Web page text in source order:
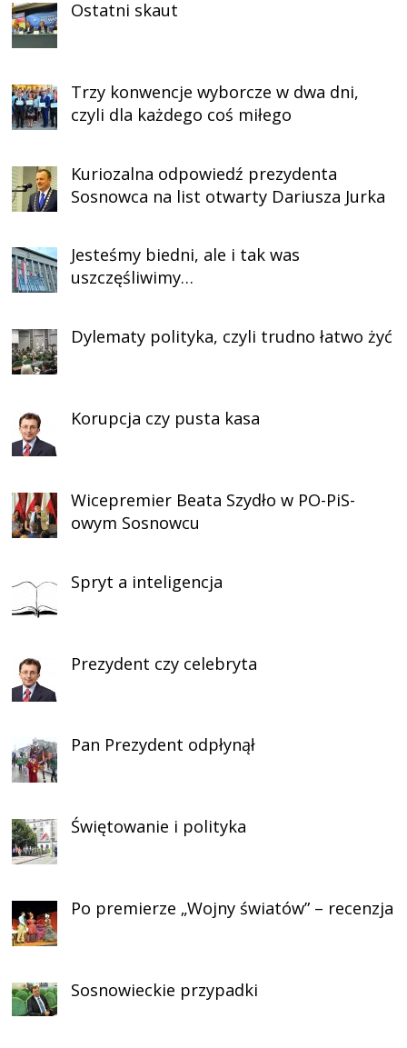
Ostatni skaut
Trzy konwencje wyborcze w dwa dni,
czyli dla każdego coś miłego
Kuriozalna odpowiedź prezydenta
Sosnowca na list otwarty Dariusza Jurka
Jesteśmy biedni, ale i tak was
uszczęśliwimy…
Dylematy polityka, czyli trudno łatwo żyć
Korupcja czy pusta kasa
Wicepremier Beata Szydło w PO-PiS-
owym Sosnowcu
Spryt a inteligencja
Prezydent czy celebryta
Pan Prezydent odpłynął
Świętowanie i polityka
Po premierze „Wojny światów” – recenzja
Sosnowieckie przypadki